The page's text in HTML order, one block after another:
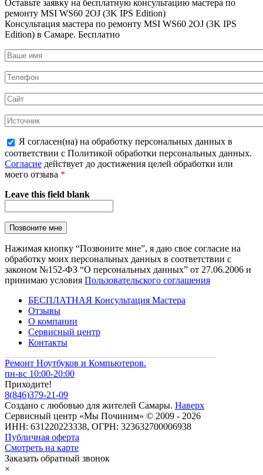
Оставьте заявку на бесплатную консультацию мастера по
ремонту MSI WS60 2OJ (3K IPS Edition)
Консультация мастера по ремонту MSI WS60 2OJ (3K IPS
Edition) в Самаре. Бесплатно
Я согласен(на) на обработку персональных данных в
соответствии с Политикой обработки персональных данных.
Согласие действует до достижения целей обработки или
моего отзыва *
Leave this field blank
Нажимая кнопку “Позвоните мне”, я даю свое согласие на
обработку моих персональных данных в соответствии с
законом №152-ФЗ “О персональных данных” от 27.06.2006 и
принимаю условия Пользовательского соглашения
БЕСПЛАТНАЯ Консультация Мастера
Отзывы
О компании
Сервисный центр
Контакты
Ремонт Ноутбуков и Компьютеров.
пн-вс 10:00-20:00
Приходите!
8(846)379-21-09
Создано с любовью для жителей Самары. Наверх
Сервисный центр «Мы Починим» © 2009 - 2026
ИНН: 631220223338, ОГРН: 323632700006938
Публичная оферта
Смотреть на карте
Заказать обратный звонок
×